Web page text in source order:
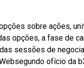
sobre ações,
opções, a fase de
sessões de
ofício da